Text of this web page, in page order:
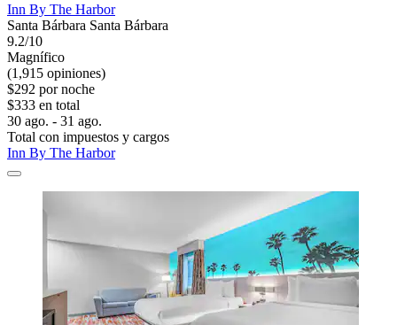
Inn By The Harbor
Santa Bárbara Santa Bárbara
9.2/10
Magnífico
(1,915 opiniones)
$292 por noche
$333 en total
30 ago. - 31 ago.
Total con impuestos y cargos
Inn By The Harbor